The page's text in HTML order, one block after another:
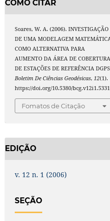
COMO CITAR
Soares, W. A. (2006). INVESTIGAÇÃO
DE UMA MODELAGEM
COMO ALTERNATIVA PARA
AUMENTO DA ÁREA DE COBERTURA
DE ESTAÇÕES DE REFERÊNCIA
Boletim De Ciências Geodésicas,12(1).
https://doi.org/10.5380/bcg.v12i1.5331
Fomatos de Citação
EDIÇÃO
v. 12 n. 1 (2006)
SEÇÃO